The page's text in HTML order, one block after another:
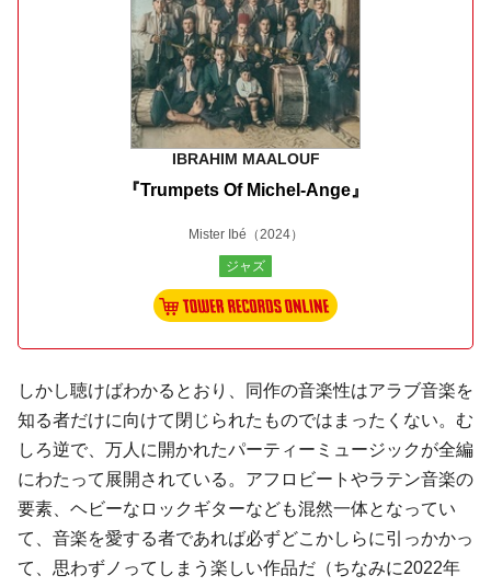
IBRAHIM MAALOUF
『Trumpets Of Michel-Ange』
Mister Ibé （2024）
ジャズ
しかし聴けばわかるとおり、同作の音楽性はアラブ音楽を
知る者だけに向けて閉じられたものではまったくない。む
しろ逆で、万人に開かれたパーティーミュージックが全編
にわたって展開されている。アフロビートやラテン音楽の
要素、ヘビーなロックギターなども混然一体となってい
て、音楽を愛する者であれば必ずどこかしらに引っかかっ
て、思わずノってしまう楽しい作品だ（ちなみに2022年